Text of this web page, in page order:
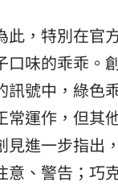
此，特別在官
口味的乖乖。
訊號中，綠色
常運作，但其
見進一步指出
意、警告；巧